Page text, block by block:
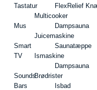
Tastatur
Mus
Smart
TV
Sounds
Bars
Multicooker
Juicemaskine
Ismaskine
Brødrister
FlexRelief
Dampsauna
Saunatæppe
Dampsauna
Isbad